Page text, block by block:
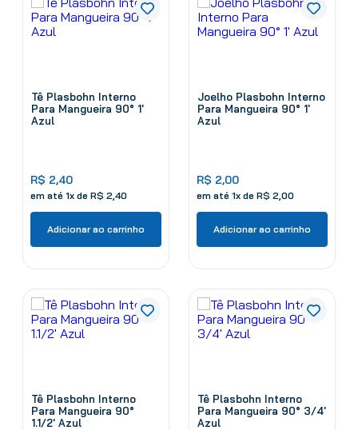
Tê Plasbohn Interno
Para Mangueira 90° 1'
Azul
R$ 2,40
em até 1x de R$ 2 40
Adicionar ao carrinho
Joelho Plasbohn Interno
Para Mangueira 90° 1'
Azul
R$ 2,00
em até 1x de R$ 2 00
Adicionar ao carrinho
Tê Plasbohn Interno
Para Mangueira 90°
1.1/2' Azul
Tê Plasbohn Interno
Para Mangueira 90° 3/4'
Azul